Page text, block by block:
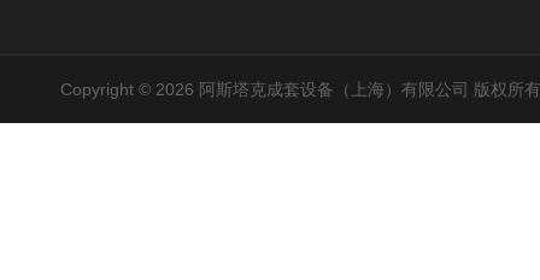
Copyright © 2026 阿斯塔克成套设备（上海）有限公司 版权所有